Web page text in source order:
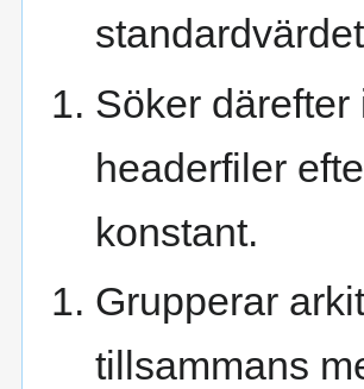
Söker
headerfiler
konstant.
Grupperar
tillsammans